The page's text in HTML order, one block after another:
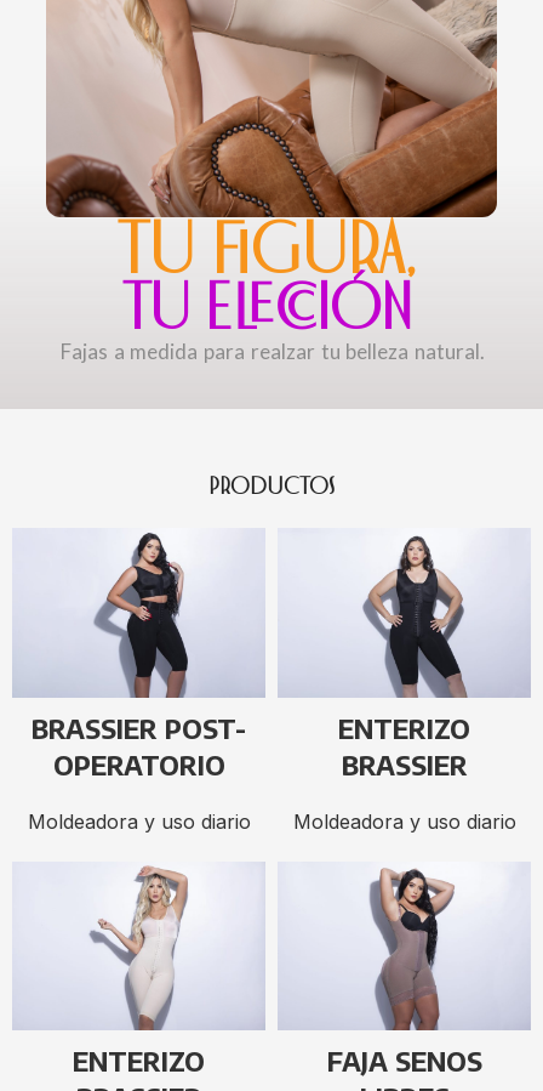
TU FIGURA,
TU ELECCIÓN
Fajas a medida para realzar tu belleza natural.
PRODUCTOS
BRASSIER POST-
OPERATORIO
Moldeadora y uso diario
ENTERIZO
BRASSIER
Moldeadora y uso diario
ENTERIZO
FAJA SENOS